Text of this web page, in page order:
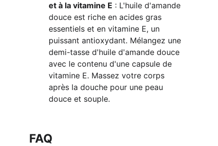
et à la vitamine E : L'huile d'amande
douce est riche en acides gras
essentiels et en vitamine E, un
puissant antioxydant. Mélangez une
demi-tasse d'huile d'amande douce
avec le contenu d'une capsule de
vitamine E. Massez votre corps
après la douche pour une peau
douce et souple.
FAQ